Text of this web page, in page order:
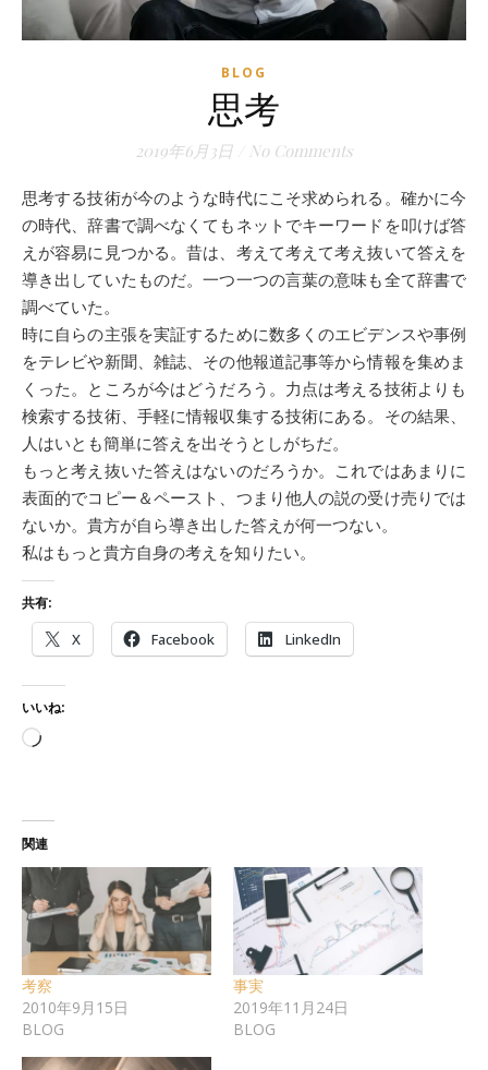
BLOG
思考
2019年6月3日 No Comments
思考する技術が今のような時代にこそ求められる。確かに今
の時代、辞書で調べなくてもネットでキーワードを叩けば答
えが容易に見つかる。昔は、考えて考えて考え抜いて答えを
導き出していたものだ。一つ一つの言葉の意味も全て辞書で
調べていた。
時に自らの主張を実証するために数多くのエビデンスや事例
をテレビや新聞、雑誌、その他報道記事等から情報を集めま
くった。ところが今はどうだろう。力点は考える技術よりも
検索する技術、手軽に情報収集する技術にある。その結果、
人はいとも簡単に答えを出そうとしがちだ。
もっと考え抜いた答えはないのだろうか。これではあまりに
表面的でコピー＆ペースト、つまり他人の説の受け売りでは
ないか。貴方が自ら導き出した答えが何一つない。
私はもっと貴方自身の考えを知りたい。
共有:
X Facebook LinkedIn
いいね:
読み込み中…
関連
考察
2010年9月15日
BLOG
事実
2019年11月24日
BLOG